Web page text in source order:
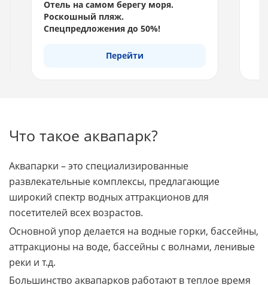
Отель на самом берегу моря.
Роскошный пляж.
Спецпредложения до 50%!
Перейти
Что такое аквапарк?
Аквапарки – это специализированные
развлекательные комплексы, предлагающие
широкий спектр водных аттракционов для
посетителей всех возрастов.
Основной упор делается на водные горки, бассейны,
аттракционы на воде, бассейны с волнами, ленивые
реки и т.д.